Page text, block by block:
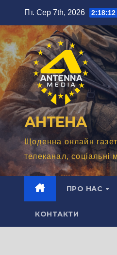
вмісту
Пт. Сер 7th, 2026 2:18:13
АНТЕНА
Щоденна онлайн
телеканал, соціальні
ПРО НАС
КОНТАКТИ